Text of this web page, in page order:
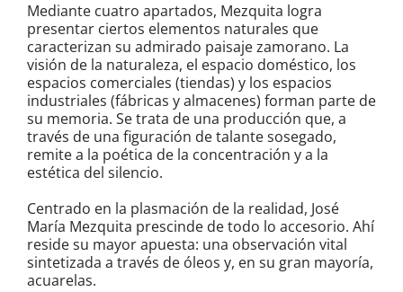
Mediante cuatro apartados, Mezquita logra
presentar ciertos elementos naturales que
caracterizan su admirado paisaje zamorano. La
visión de la naturaleza, el espacio doméstico, los
espacios comerciales (tiendas) y los espacios
industriales (fábricas y almacenes) forman parte de
su memoria. Se trata de una producción que, a
través de una figuración de talante sosegado,
remite a la poética de la concentración y a la
estética del silencio.
Centrado en la plasmación de la realidad, José
María Mezquita prescinde de todo lo accesorio. Ahí
reside su mayor apuesta: una observación vital
sintetizada a través de óleos y, en su gran mayoría,
acuarelas.